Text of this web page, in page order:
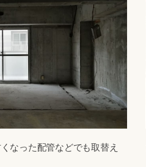
なった配管などでも取替え